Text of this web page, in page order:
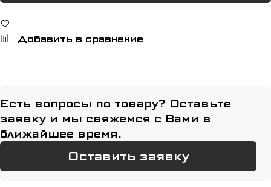
Добавить в сравнение
Есть вопросы по товару? Оставьте
заявку и мы свяжемся с Вами в
ближайшее время.
Оставить заявку